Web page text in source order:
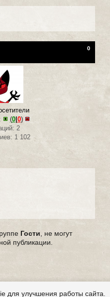
0
(0|0)
2
1 102
Гости , не могут
публикации.
для улучшения работы сайта.